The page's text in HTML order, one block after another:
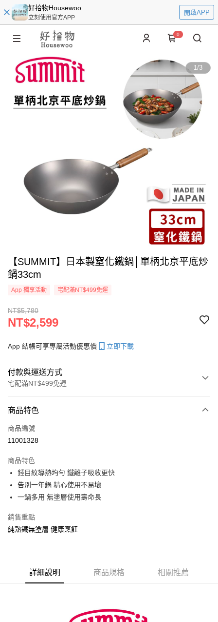
好拾物Housewoo
立刻使用官方APP
開啟APP
0
1/3
【SUMMIT】日本製窒化鐵鍋│單柄北京平底炒
鍋33cm
App 獨享活動 宅配滿NT$499免運
NT$5,780
NT$2,599
App 結帳可享專屬活動優惠價 立即下載
付款與運送方式
宅配滿NT$499免運
信用卡一次付款
LINE Pay
街口支付
悠遊付
相關說明
【關於「AFTEE先享後付」】
３．安心：先確認商品／服務後，再付款。
結帳頁面，進行簡訊認證並確認金額後，即可完成結帳。
２．訂單成立數日內，您將收到繳費通知簡訊。
運送方式
每筆NT$100，滿NT$499(含以上)免運費
商品特色
商品編號
11001328
商品特色
錘目紋導熱均勻 鐵離子吸收更快
告別一年鍋 精心使用不易壞
一鍋多用 無塗層使用壽命長
銷售重點
純熟鐵無塗層 健康烹飪
詳細說明 商品規格 相關推薦